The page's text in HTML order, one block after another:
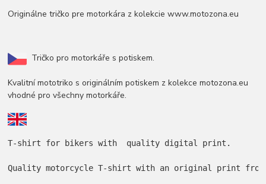
Originálne tričko pre motorkára z kolekcie www.motozona.eu
Tričko pro motorkáře s potiskem.
Kvalitní mototriko s originálním potiskem z kolekce motozona.eu
vhodné pro všechny motorkáře.
T-shirt for bikers with  quality digital print.
Quality motorcycle T-shirt with an original print